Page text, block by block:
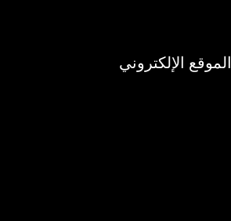
الموقع الإلكتروني